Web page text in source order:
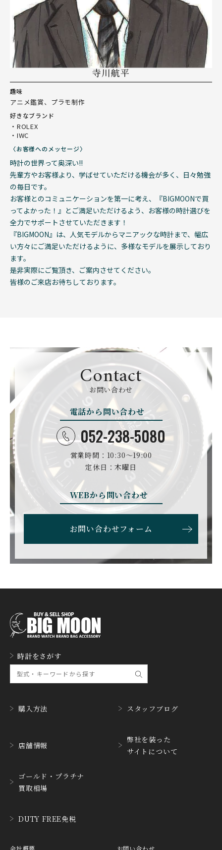
寺川航平
趣味
アニメ鑑賞、プラモ制作
好きなブランド
・ROLEX
・IWC
〈お客様へのメッセージ〉
時計の世界って奥深い!!
先輩方やお客様より、学ばせていただける機会が多く、日々勉強
の毎日です。
お客様とのコミュニケーションを第一に考え、『BIGMOONで買
ってよかった！』とご満足いただけるよう、お客様の時計選びを
全力でサポートさせていただきます！
『BIGMOON』は、人気モデルからマニアックな時計まで、幅広
い方々にご満足いただけるように、多様なモデルを展示しており
ます。
是非実際にご覧頂き、ご案内させてください。
皆様のご来店お待ちしております。
Contact
お問い合わせ
電話から問い合わせ
052-238-5080
営業時間：10:30〜19:00
定休日：木曜日
WEBから問い合わせ
お問い合わせフォーム
時計をさがす
購入方法
店舗情報
ゴールド・プラチナ
買取相場
DUTY FREE免税
スタッフブログ
弊社を装った
サイトについて